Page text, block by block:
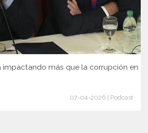
impactando más que la corrupción en
07-04-2026 | Podcast